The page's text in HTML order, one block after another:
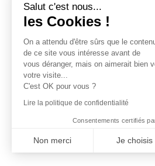
Salut c'est nous...
les Cookies !
On a attendu d'être sûrs que le
de ce site vous intéresse avant de
vous déranger, mais on aimerait bien
votre visite...
C'est OK pour vous ?
Lire la politique de confidentialité
Consentements certifiés
Non merci Je choisis